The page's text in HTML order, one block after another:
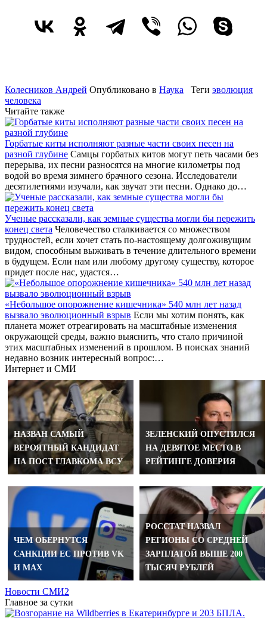
Колесников Андрей Опубликовано в Наука Теги эволюция
человека
Читайте также
Горбатые киты исполняют разные части своих песен на
разной глубине Самцы горбатых китов могут петь часами без
перерыва, их песни разносятся на многие километры под
водой во время зимнего брачного сезона. Исследователи
десятилетиями изучали, как звучат эти песни. Однако до…
Ученые рассказали, как земные существа могли бы пережить
конец света Человечество сталкивается со множеством
трудностей, если хочет стать по-настоящему долгоживущим
видом, способным выживать в течение длительного времени
в будущем. Если нам или любому другому существу, которое
придет после нас, удастся…
«Небольшое опорожнение кишечника» 540 млн лет назад
вызвало эволюционный взрыв Если мы хотим понять, как
планета может отреагировать на масштабные изменения
окружающей среды, важно выяснить, что стало причиной
этих масштабных изменений в прошлом. В поисках знаний
недавно возник интересный вопрос:…
Интернет и СМИ
НАЗВАН САМЫЙ
ВЕРОЯТНЫЙ КАНДИДАТ
НА ПОСТ ГЛАВКОМА ВСУ
ЗЕЛЕНСКИЙ ОПУСТИЛСЯ
НА ДЕВЯТОЕ МЕСТО В
РЕЙТИНГЕ ДОВЕРИЯ
ЧЕМ ОБЕРНУТСЯ
САНКЦИИ ЕС ПРОТИВ VK
И MAX
РОССТАТ НАЗВАЛ
РЕГИОНЫ СО СРЕДНЕЙ
ЗАРПЛАТОЙ ВЫШЕ 200
ТЫСЯЧ РУБЛЕЙ
Новости СМИ2
Главное за сутки